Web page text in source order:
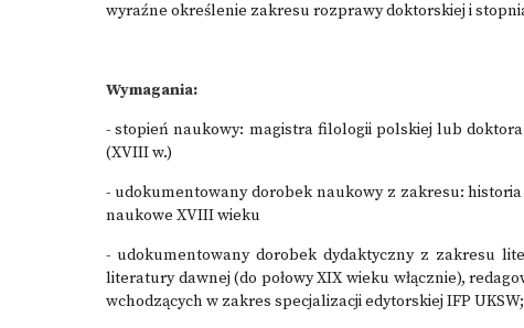
wyraźne określenie zakresu rozprawy doktorskiej i
Wymagania:
- stopień naukowy: magistra filologii polskiej lub
(XVIII w.)
- udokumentowany dorobek naukowy z zakresu:
naukowe XVIII wieku
- udokumentowany dorobek dydaktyczny z zakresu
literatury dawnej (do połowy XIX wieku włącznie),
wchodzących w zakres specjalizacji edytorskiej IFP UKSW;